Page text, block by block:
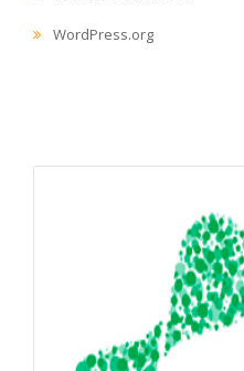
WordPress.org